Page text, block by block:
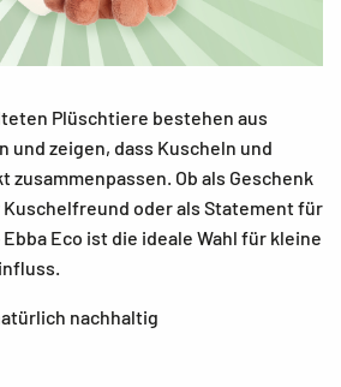
Plüschtiere bestehen aus
und zeigen, dass Kuscheln und
Ob als Geschenk
oder als Statement für
Eco ist die ideale Wahl für kleine
nachhaltig